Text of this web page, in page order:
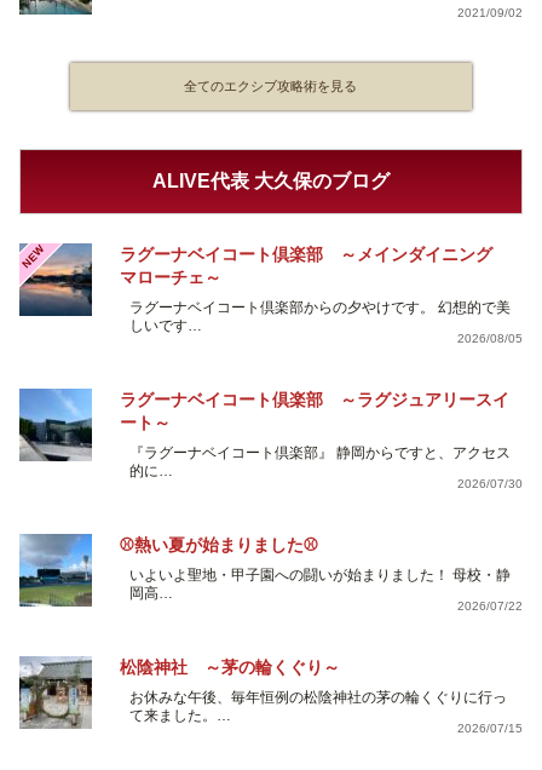
2021/09/02
全てのエクシブ攻略術を見る
ALIVE代表 大久保のブログ
NEW
ラグーナベイコート倶楽部 ～メインダイニング
マローチェ～
ラグーナベイコート倶楽部からの夕やけです。 幻想的で美
しいです…
2026/08/05
ラグーナベイコート倶楽部 ～ラグジュアリースイ
ート～
『ラグーナベイコート倶楽部』 静岡からですと、アクセス
的に…
2026/07/30
⚾熱い夏が始まりました⚾
いよいよ聖地・甲子園への闘いが始まりました！ 母校・静
岡高…
2026/07/22
松陰神社 ～茅の輪くぐり～
お休みな午後、毎年恒例の松陰神社の茅の輪くぐりに行っ
て来ました。…
2026/07/15